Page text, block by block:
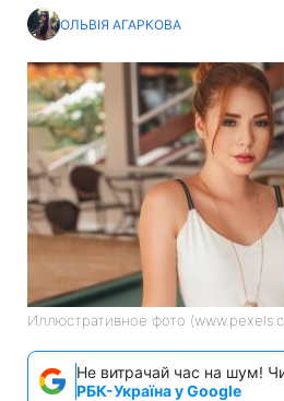
ОЛЬВІЯ АГАРКОВА
Иллюстративное фото
Не витрачай час на шум!
РБК-Україна у Google